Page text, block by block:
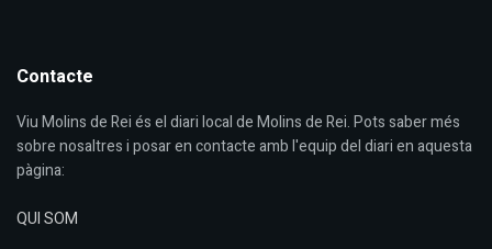
Contacte
Viu Molins de Rei és el diari local de Molins de Rei. Pots saber més
sobre nosaltres i posar en contacte amb l'equip del diari en aquesta
pàgina:
QUI SOM